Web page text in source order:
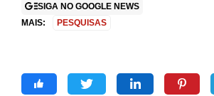
SIGA NO GOOGLE NEWS
MAIS:
PESQUISAS